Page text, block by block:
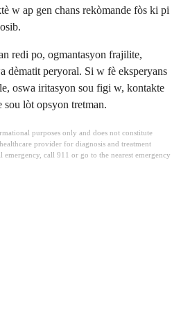
w ap gen chans rekòmande fòs ki pi
redi po, ogmantasyon frajilite,
dèmatit peryoral. Si w fè eksperyans
oswa iritasyon sou figi w, kontakte
lòt opsyon tretman.
purposes only and does not constitute
provider for diagnosis and treatment
call 911 or go to the nearest emergency